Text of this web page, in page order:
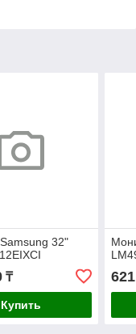
32"
₸
Купить